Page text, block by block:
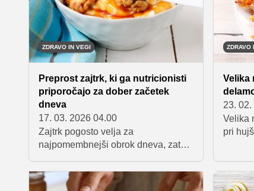
zaužijemo.
ZDRAVO IN VEGI
Preprost zajtrk, ki ga nutricionisti
priporočajo za dober začetek
dneva
17. 03. 2026 04.00
Zajtrk pogosto velja za
najpomembnejši obrok dneva, zato
prehrano priporočajo preproste, a
hranljive kombinacije živil. Ena
ZDRAVO
Velika
23.
Velika
pri